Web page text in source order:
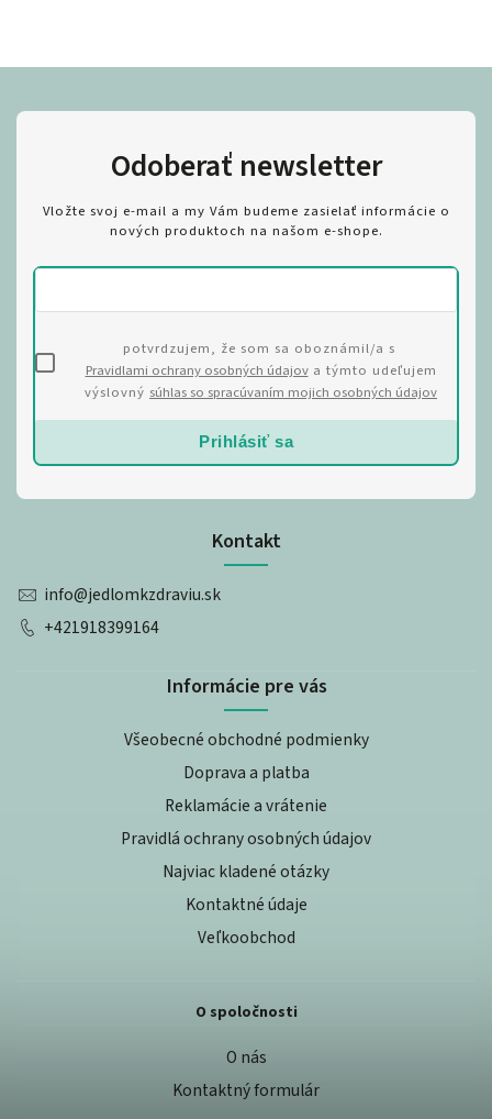
Kontakt
info@jedlomkzdraviu.sk
+421918399164
Informácie pre vás
Všeobecné obchodné podmienky
Doprava a platba
Reklamácie a vrátenie
Pravidlá ochrany osobných údajov
Najviac kladené otázky
Kontaktné údaje
Veľkoobchod
O spoločnosti
O nás
Kontaktný formulár
Odoberať newsletter
Vložte svoj e-mail a my Vám budeme zasielať informácie o
nových produktoch na našom e-shope.
potvrdzujem, že som sa oboznámil/a s
Pravidlami ochrany osobných údajova týmto udeľujem
výslovný súhlas so spracúvaním mojich osobných údajov
Prihlásiť sa